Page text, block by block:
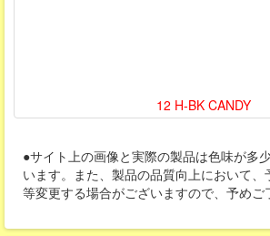
12 H-BK CANDY
●サイト上の画像と実際の製品は色味が多
います。また、製品の品質向上において、
等変更する場合がございますので、予めご